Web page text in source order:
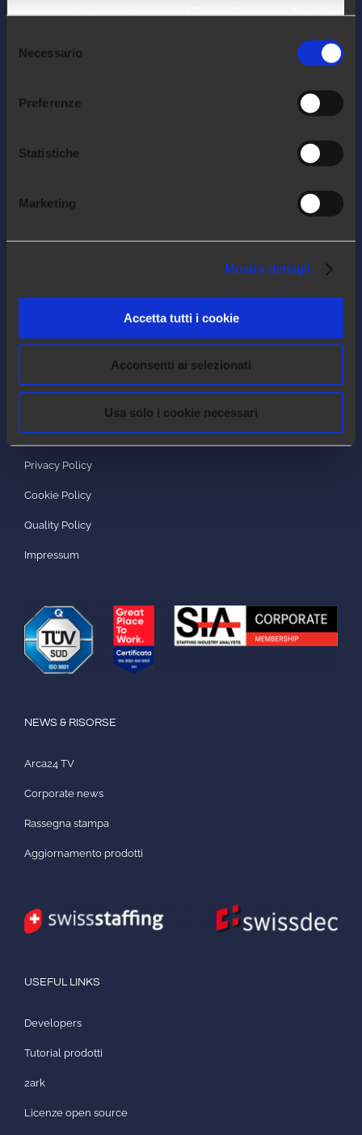
nostri cookie se continua ad utilizzare il nostro sito web.
delNecessario
Preferenze
Statistiche
Marketing
Mostra dettagli
Accetta tutti i cookie
Acconsenti ai selezionati
Usa solo i cookie necessari
nello sviluppo di software cloud per il
Privacy Policy
Cookie Policy
Quality Policy
Impressum
NEWS & RISORSE
Arca24 TV
Corporate news
Rassegna stampa
Aggiornamento prodotti
USEFUL LINKS
Developers
Tutorial prodotti
2ark
Licenze open source